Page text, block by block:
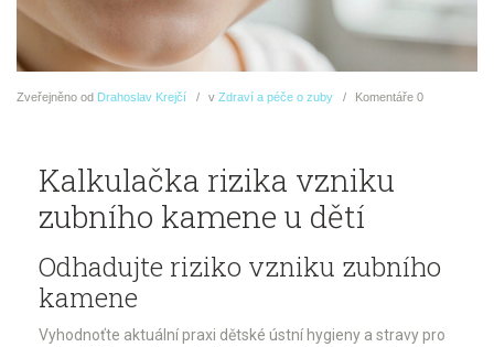
Zveřejněno od Drahoslav Krejčí v Zdraví a péče o zuby Komentáře 0
Kalkulačka rizika vzniku
zubního kamene u dětí
Odhadujte riziko vzniku zubního
kamene
Vyhodnoťte aktuální praxi dětské ústní hygieny a stravy pro